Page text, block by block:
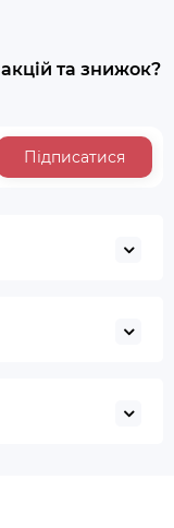
та знижок?
Підписатися